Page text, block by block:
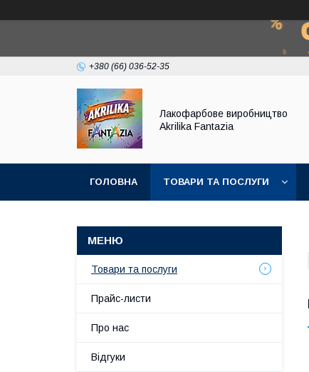
+380 (66) 036-52-35
Лакофарбове виробництво
Akrilika Fantazia
ГОЛОВНА ТОВАРИ ТА ПОСЛУГИ
Товари та послуги
Прайс-листи
Про нас
Відгуки